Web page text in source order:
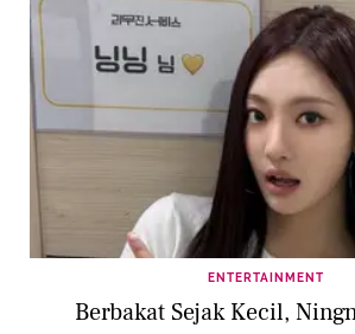
ENTERTAINMENT
Berbakat Sejak Kecil,